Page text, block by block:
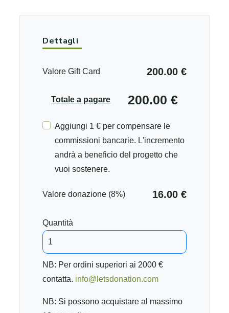
Dettagli
Valore Gift Card 200.00 €
Totale a pagare 200.00 €
Aggiungi 1 € per compensare le
commissioni bancarie. L'incremento
andrà a beneficio del progetto che
vuoi sostenere.
Valore donazione (8%) 16.00 €
Quantità
NB: Per ordini superiori ai 2000 €
contatta. info@letsdonation.com
NB: Si possono acquistare al massimo